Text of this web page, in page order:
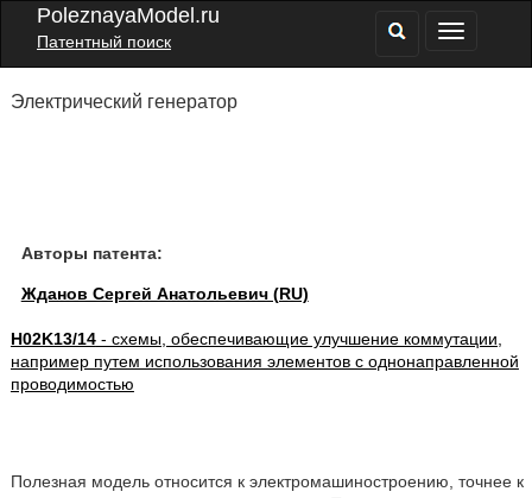
PoleznayaModel.ru
Патентный поиск
Электрический генератор
Авторы патента:
Жданов Сергей Анатольевич (RU)
H02K13/14- схемы, обеспечивающие улучшение коммутации,
например путем использования элементов с однонаправленной
проводимостью
Полезная модель относится к электромашиностроению, точнее к